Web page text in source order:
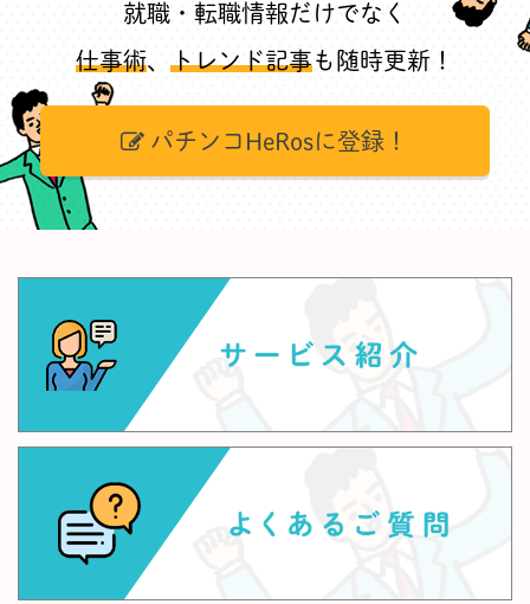
就職・転職情報だけでなく
仕事術、 トレンド記事も随時更新！
パチンコHeRosに登録！